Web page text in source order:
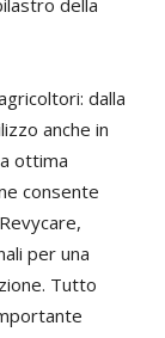
dalla
anche in
ottima
consente
per una
Tutto